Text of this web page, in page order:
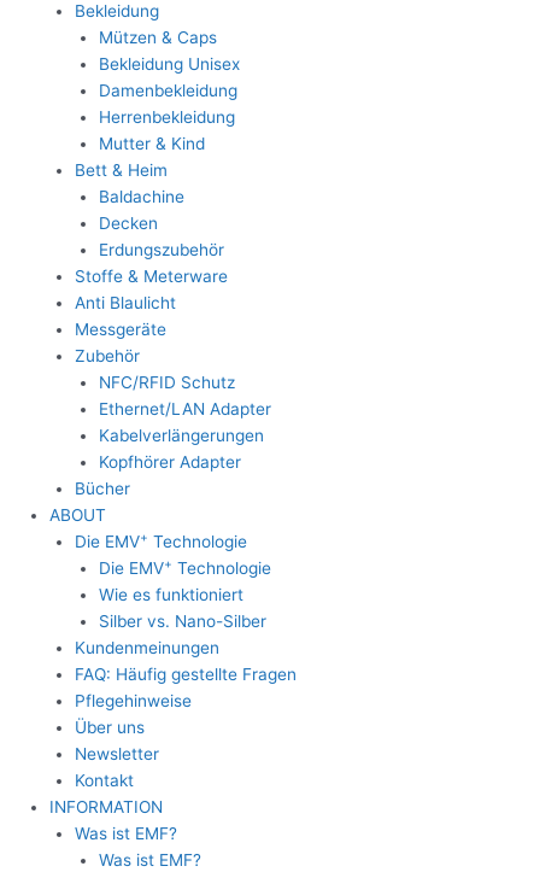
Bekleidung
Mützen & Caps
Bekleidung Unisex
Damenbekleidung
Herrenbekleidung
Mutter & Kind
Bett & Heim
Baldachine
Decken
Erdungszubehör
Stoffe & Meterware
Anti Blaulicht
Messgeräte
Zubehör
NFC/RFID Schutz
Ethernet/LAN Adapter
Kabelverlängerungen
Kopfhörer Adapter
Bücher
ABOUT
Die EMV+ Technologie
Die EMV+ Technologie
Wie es funktioniert
Silber vs. Nano-Silber
Kundenmeinungen
FAQ: Häufig gestellte Fragen
Pflegehinweise
Über uns
Newsletter
Kontakt
INFORMATION
Was ist EMF?
Was ist EMF?